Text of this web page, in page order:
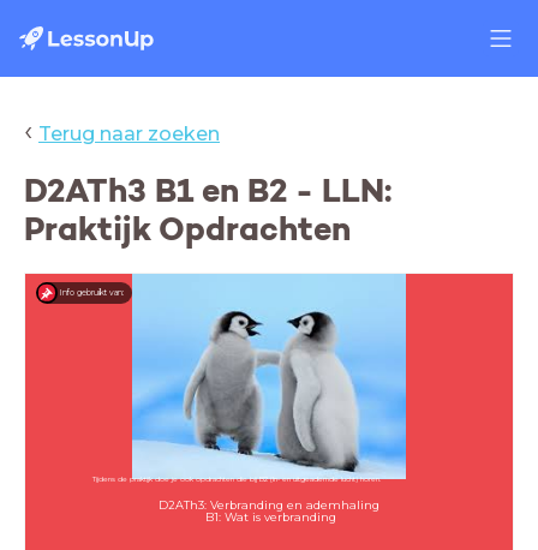
‹ Terug naar zoeken
D2ATh3 B1 en B2 - LLN:
Praktijk Opdrachten
D2ATh3: Verbranding en ademhaling
B1: Wat is verbranding
Info gebruikt van:
Tijdens de praktijk doe je ook opdrachten die bij B2 (In- en uitgeademde lucht) horen.